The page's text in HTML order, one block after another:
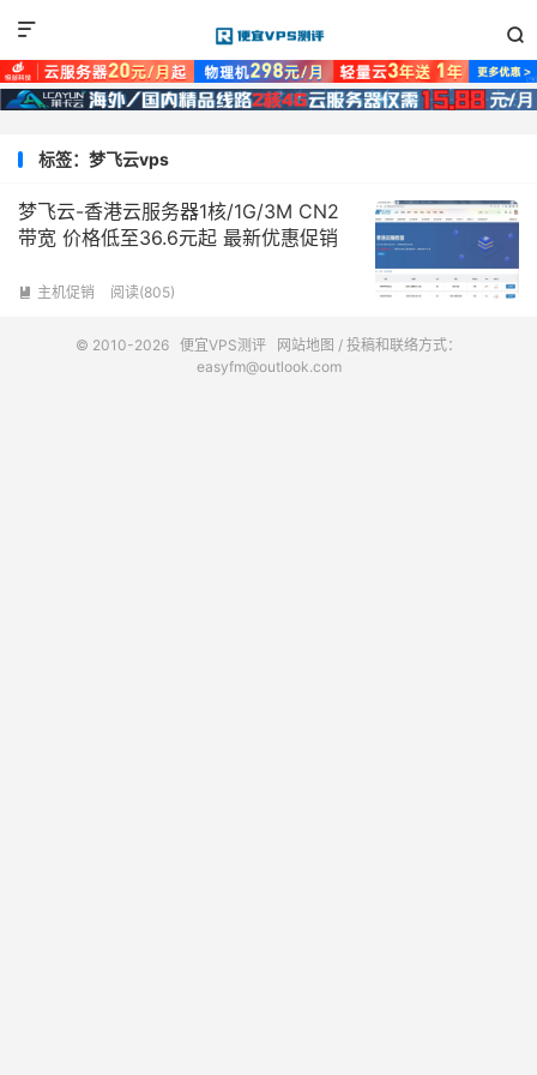


标签：梦飞云vps
梦飞云-香港云服务器1核/1G/3M CN2
带宽 价格低至36.6元起 最新优惠促销
 主机促销 阅读(805)
© 2010-2026 便宜VPS测评 网站地图 / 投稿和联络方式：
easyfm@outlook.com